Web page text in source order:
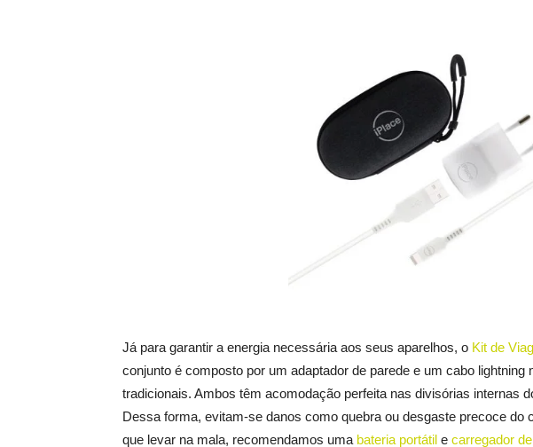
Já para garantir a energia necessária aos seus aparelhos, o Kit de
conjunto é composto por um adaptador de parede e um cabo lightning
tradicionais. Ambos têm acomodação perfeita nas divisórias internas
Dessa forma, evitam-se danos como quebra ou desgaste precoce do
que levar na mala, recomendamos uma bateria portátil e carregador